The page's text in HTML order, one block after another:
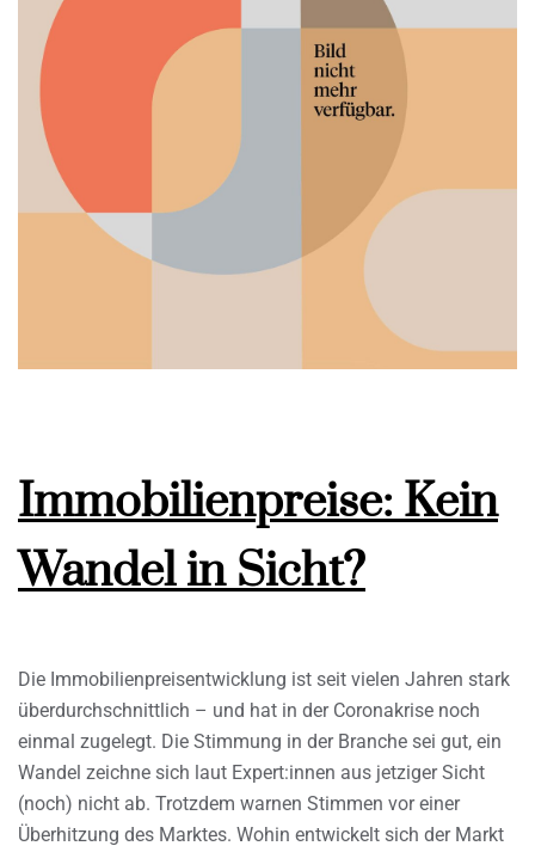
Immobilienpreise: Kein
Wandel in Sicht?
Die Immobilienpreisentwicklung ist seit vielen Jahren stark
überdurchschnittlich – und hat in der Coronakrise noch
einmal zugelegt. Die Stimmung in der Branche sei gut, ein
Wandel zeichne sich laut Expert:innen aus jetziger Sicht
(noch) nicht ab. Trotzdem warnen Stimmen vor einer
Überhitzung des Marktes. Wohin entwickelt sich der Markt